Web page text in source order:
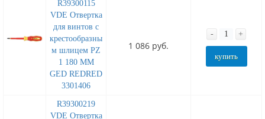
R39300115
VDE Отвертка
для винтов с
крестообразны
м шлицем PZ
1 180 MM
GED REDRED
3301406
1 086 руб.
- +
купить
R39300219
VDE Отвертка